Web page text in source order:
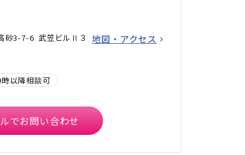
砂3-7-6 武笠ビルⅡ３
地図・アクセス
以降相談可
でお問い合わせ